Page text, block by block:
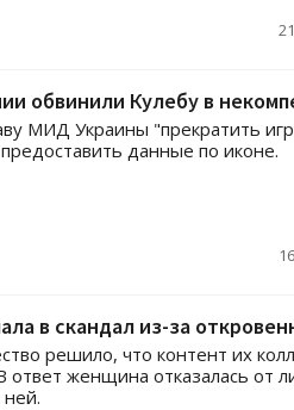
обвинили Кулебу в
МИД Украины "прекратить
данные по иконе.
в скандал из-за
решило, что контент их
женщина отказалась от